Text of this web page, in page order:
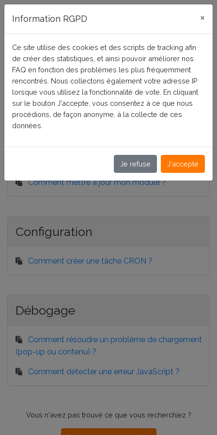
FAQ Presta-Module
FAQ Génériques
Accueil FAQ Génériques
Comment mettre à jour mon module ?
Configuration
Comment créer une tâche CRON ?
Débogage
Comment résoudre un problème de chargement
(pop-up ou contenu) ?
Comment détecter une erreur JavaScript ?
Vous n'avez pas trouvé ce que vous recherchiez ?
Information RGPD ×
Ce site utilise des cookies et des scripts de tracking afin
de créer des statistiques, et ainsi pouvoir améliorer nos
FAQ en fonction des problèmes les plus fréquemment
rencontrés. Nous collectons également votre adresse IP
lorsque vous utilisez la fonctionnalité de vote. En cliquant
sur le bouton J'accepte, vous consentez à ce que nous
procédions, de façon anonyme, à la collecte de ces
données.
Je refuse J'accepte